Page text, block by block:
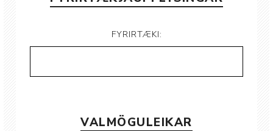
FYRIRTÆKI:
VALMÖGULEIKAR